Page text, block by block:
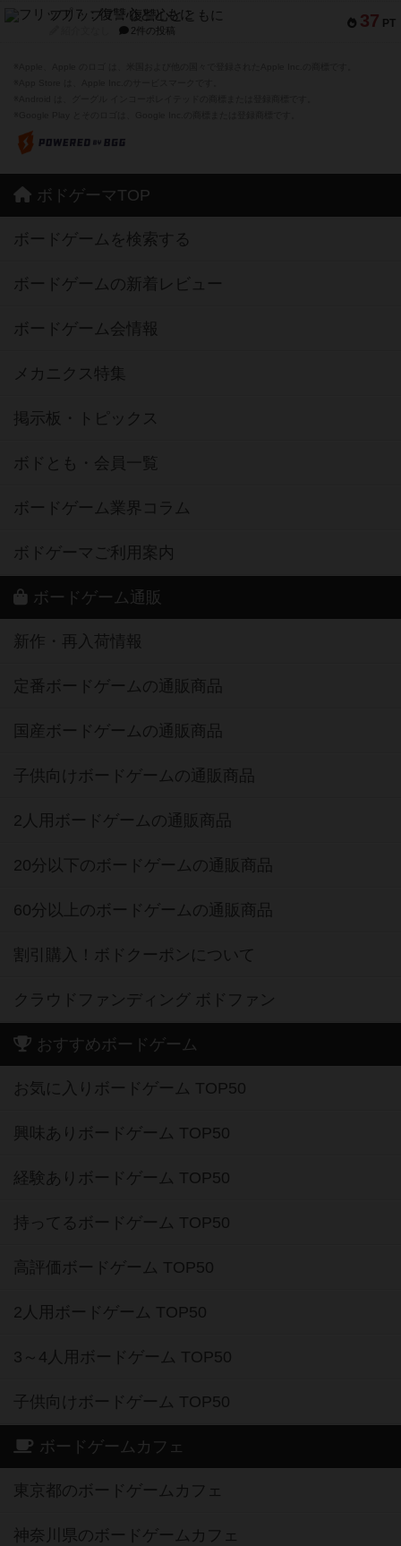
37 PT
フリップ７：復讐心とともに
2件の投稿
ボドゲーマTOP
ボードゲームを検索する
ボードゲームの新着レビュー
ボードゲーム会情報
メカニクス特集
掲示板・トピックス
ボドとも・会員一覧
ボードゲーム業界コラム
ボドゲーマご利用案内
ボードゲーム通販
新作・再入荷情報
定番ボードゲームの通販商品
国産ボードゲームの通販商品
子供向けボードゲームの通販商品
2人用ボードゲームの通販商品
20分以下のボードゲームの通販商品
60分以上のボードゲームの通販商品
割引購入！ボドクーポンについて
クラウドファンディング ボドファン
おすすめボードゲーム
お気に入りボードゲーム TOP50
興味ありボードゲーム TOP50
経験ありボードゲーム TOP50
持ってるボードゲーム TOP50
高評価ボードゲーム TOP50
2人用ボードゲーム TOP50
3～4人用ボードゲーム TOP50
子供向けボードゲーム TOP50
ボードゲームカフェ
東京都のボードゲームカフェ
神奈川県のボードゲームカフェ